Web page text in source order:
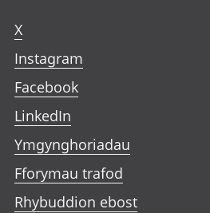
X
Instagram
Facebook
LinkedIn
Ymgynghoriadau
Fforymau trafod
Rhybuddion ebost